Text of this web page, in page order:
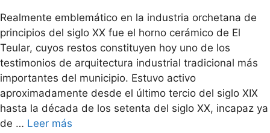
Realmente emblemático en la industria orchetana de
principios del siglo XX fue el horno cerámico de El
Teular, cuyos restos constituyen hoy uno de los
testimonios de arquitectura industrial tradicional más
importantes del municipio. Estuvo activo
aproximadamente desde el último tercio del siglo XIX
hasta la década de los setenta del siglo XX, incapaz ya
de … Leer más